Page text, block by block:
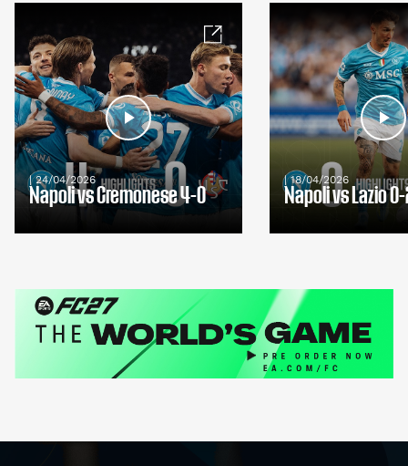
| 24/04/2026
Napoli vs Cremonese 4-0
| 18/04/2026
Napoli vs Lazio